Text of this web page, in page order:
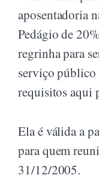
aposentadoria
Pedágio de
regrinha para
serviço
requisitos aqui
Ela é válida a
para quem
31/12/2005.